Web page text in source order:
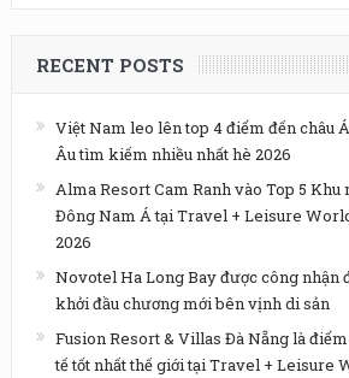
RECENT POSTS
Việt Nam leo lên top 4 điểm đến châu
Âu tìm kiếm nhiều nhất hè 2026
Alma Resort Cam Ranh vào Top 5 Khu
Đông Nam Á tại Travel + Leisure
2026
Novotel Ha Long Bay được công nhận
khởi đầu chương mới bên vịnh di sản
Fusion Resort & Villas Đà Nẵng là
tế tốt nhất thế giới tại Travel + Leisure